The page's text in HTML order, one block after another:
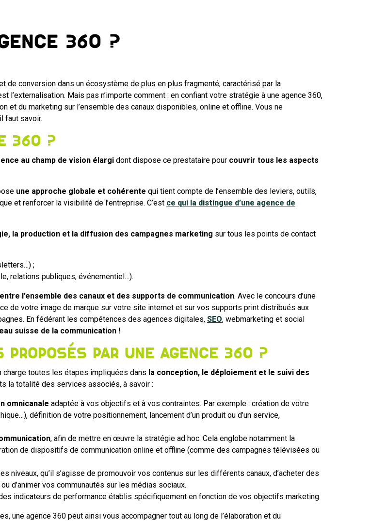
360 ?
conversion dans un écosystème de plus en plus fragmenté, caractérisé par la
l’externalisation. Mais pas n’importe comment : en confiant votre stratégie à une agence 360,
et du marketing sur l’ensemble des canaux disponibles, online et offline. Vous ne
faut savoir.
360 ?
au champ de vision élargi dont dispose ce prestataire pour couvrir tous les aspects
une approche globale et cohérente qui tient compte de l’ensemble des leviers, outils,
et renforcer la visibilité de l’entreprise. C’est ce qui la distingue d’une agence de
la production et la diffusion des campagnes marketing sur tous les points de contact
;
relations publiques, événementiel…).
l’ensemble des canaux et des supports de communication. Avec le concours d’une
de votre image de marque sur votre site internet et sur vos supports print distribués aux
En fédérant les compétences des agences digitales, SEO, webmarketing et social
suisse de la communication !
par une agence 360 ?
charge toutes les étapes impliquées dans la conception, le déploiement et le suivi des
la totalité des services associés, à savoir :
omnicanale adaptée à vos objectifs et à vos contraintes. Par exemple : création de votre
définition de votre positionnement, lancement d’un produit ou d’un service,
, afin de mettre en œuvre la stratégie ad hoc. Cela englobe notamment la
de dispositifs de communication online et offline (comme des campagnes télévisées ou
niveaux, qu’il s’agisse de promouvoir vos contenus sur les différents canaux, d’acheter des
d’animer vos communautés sur les médias sociaux.
indicateurs de performance établis spécifiquement en fonction de vos objectifs marketing.
une agence 360 peut ainsi vous accompagner tout au long de l’élaboration et du